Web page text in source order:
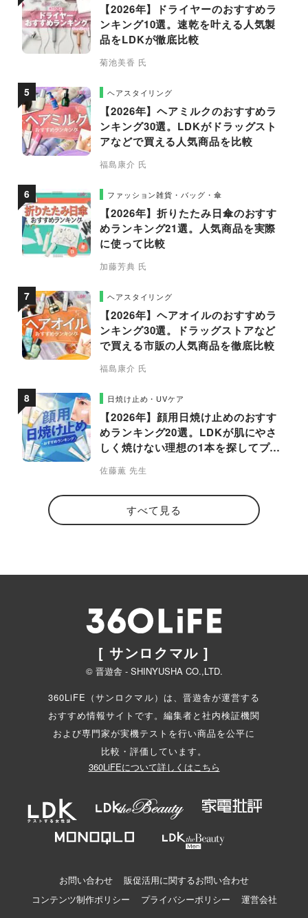
【2026年】ドライヤーのおすすめラ
ンキング10選。速乾を叶える人気製
品をLDKが徹底比較
菊池美香 氏
ヘアスタイリング
【2026年】ヘアミルクのおすすめラ
ンキング30選。LDKがドラッグスト
アなどで買える人気商品を比較
福島康介 氏
ファッション雑貨・バッグ・傘
【2026年】折りたたみ日傘のおすす
めランキング21選。人気商品を実際
に使って比較
加藤芳典 氏
ヘアスタイリング
【2026年】ヘアオイルのおすすめラ
ンキング30選。ドラッグストアなど
で買える市販の人気商品を徹底比較
福島康介 氏
日焼け止め・UVケア
【2026年】顔用日焼け止めのおすす
めランキング20選。LDKが肌にやさ
しく焼けない理想の1本を探してプロ
佐藤薫 先生
すべて見る
[ サンロクマル ]
© 晋遊舎 - SHINYUSHA CO.,LTD.
360LiFE（サンロクマル）は、晋遊舎が運営する
おすすめ情報サイトです。編集者と社内検証機関
および専門家が実機テストを行い商品を公平に
比較・評価しています。
360LiFEについて詳しくはこちら
お問い合わせ
販促活用に関するお問い合わせ
コンテンツ制作ポリシー
プライバシーポリシー 運営会社